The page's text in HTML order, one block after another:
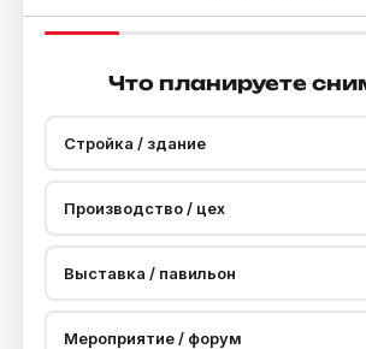
Что планируете
Стройка / здание
Производство / цех
Выставка / павильон
Мероприятие / форум